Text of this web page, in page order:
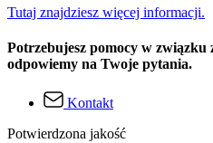
Tutaj znajdziesz więcej informacji.
Potrzebujesz pomocy w związku
odpowiemy na Twoje pytania.
Kontakt
Potwierdzona jakość